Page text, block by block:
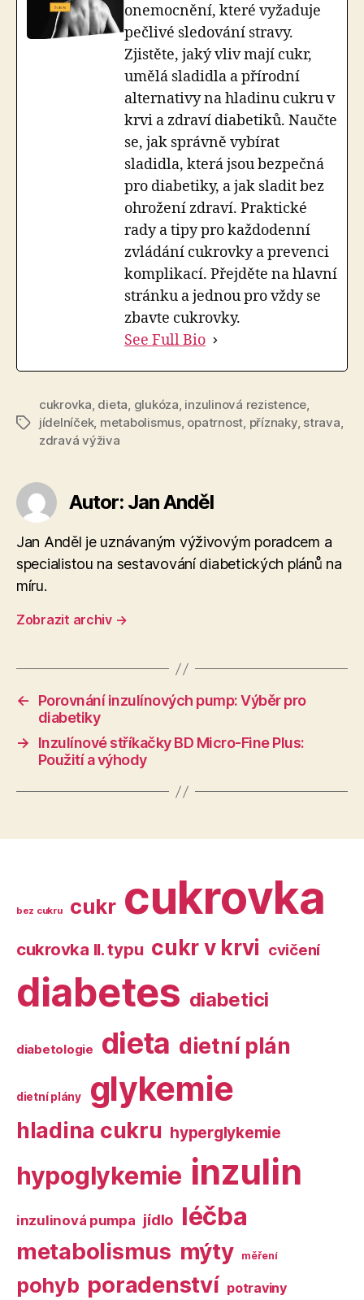
onemocnění, které vyžaduje
pečlivé sledování stravy.
Zjistěte, jaký vliv mají cukr,
umělá sladidla a přírodní
alternativy na hladinu cukru v
krvi a zdraví diabetiků. Naučte
se, jak správně vybírat
sladidla, která jsou bezpečná
pro diabetiky, a jak sladit bez
ohrožení zdraví. Praktické
rady a tipy pro každodenní
zvládání cukrovky a prevenci
komplikací. Přejděte na hlavní
stránku a jednou pro vždy se
zbavte cukrovky.
See Full Bio
Štítky
cukrovka, dieta, glukóza, inzulinová rezistence,
jídelníček, metabolismus, opatrnost, příznaky, strava,
zdravá výživa
Autor: Jan Anděl
Jan Anděl je uznávaným výživovým poradcem a
specialistou na sestavování diabetických plánů na
míru.
Zobrazit archiv →
←
Porovnání inzulínových pump: Výběr pro
diabetiky
→
Inzulínové stříkačky BD Micro-Fine Plus:
Použití a výhody
bez cukru cukr cukrovka
cukrovka II. typu cukr v krvi cvičení
diabetes diabetici
diabetologie dieta dietní plán
dietní plány glykemie
hladina cukru hyperglykemie
hypoglykemie inzulin
inzulinová pumpa jídlo léčba
metabolismus mýty měření
pohyb poradenství potraviny